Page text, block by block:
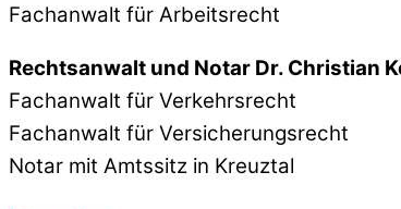
Fachanwalt für Arbeitsrecht
Rechtsanwalt und Notar Dr. Christian
Fachanwalt für Verkehrsrecht
Fachanwalt für Versicherungsrecht
Notar mit Amtssitz in Kreuztal